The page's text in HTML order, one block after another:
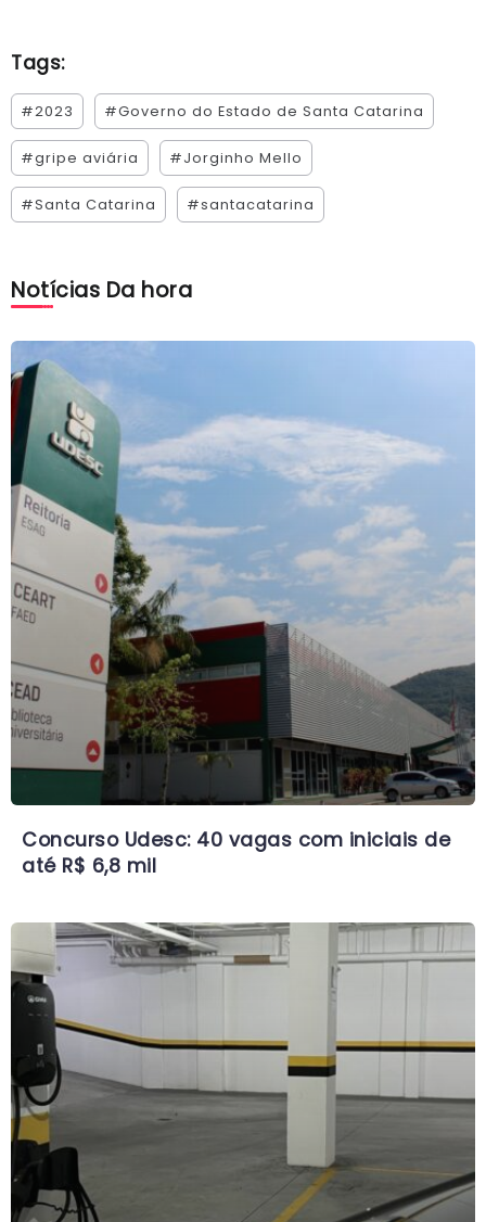
Tags:
#2023 #Governo do Estado de Santa Catarina
#gripe aviária #Jorginho Mello
#Santa Catarina #santacatarina
Notícias Da hora
Concurso Udesc: 40 vagas com iniciais de
até R$ 6,8 mil